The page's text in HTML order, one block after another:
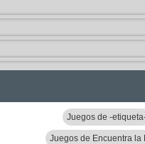
Juegos de -
Juegos de Encuentra la